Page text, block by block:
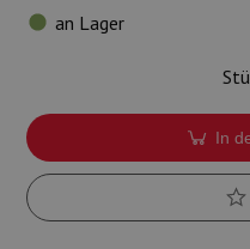
an Lager
In
UNSERE TOP-KATEGORIEN
Waffen
Lampen und Zubehör